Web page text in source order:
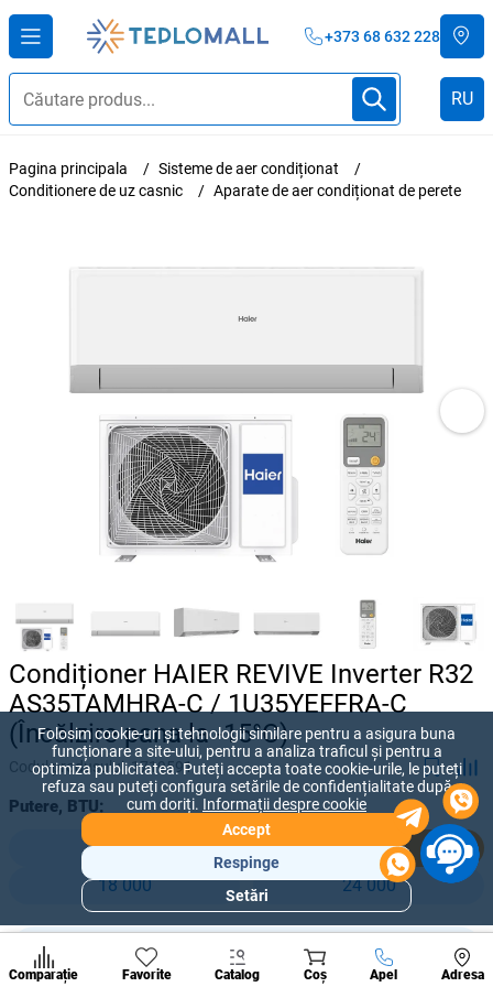
+373 68 632 228
RU
Pagina principala
Sisteme de aer condiționat
Conditionere de uz casnic
Aparate de aer condiționat de perete
Condiționer HAIER REVIVE Inverter R32
AS35TAMHRA-C / 1U35YEFFRA-C
(Încălzire pana la -15°C)
Codul produsului:1719591
Putere, BTU:
9 000
12 000
18 000
24 000
8 280 lei
6 200 lei +
Comparație Favorite Catalog Coș Apel Adresa
A suna
populare
de
Folosim cookie-uri și tehnologii similare pentru a asigura buna
funcționare a site-ului, pentru a analiza traficul și pentru a
optimiza publicitatea. Puteți accepta toate cookie-urile, le puteți
refuza sau puteți configura setările de confidențialitate după
cum doriți. Informații despre cookie
Accept
Respinge
Setări